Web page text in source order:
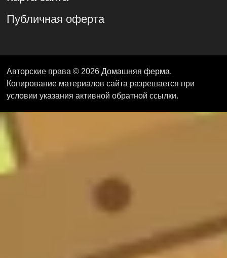
Публичная оферта
Авторские права © 2026 Домашняя ферма.
Копирование материалов сайта разрешается при
условии указания активной обратной ссылки.